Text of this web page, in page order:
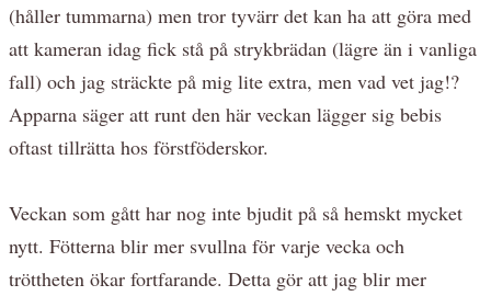
(håller tummarna) men tror tyvärr det kan ha att göra med
att kameran idag fick stå på strykbrädan (lägre än i vanliga
fall) och jag sträckte på mig lite extra, men vad vet jag!?
Apparna säger att runt den här veckan lägger sig bebis
oftast tillrätta hos förstföderskor.
Veckan som gått har nog inte bjudit på så hemskt mycket
nytt. Fötterna blir mer svullna för varje vecka och
tröttheten ökar fortfarande. Detta gör att jag blir mer